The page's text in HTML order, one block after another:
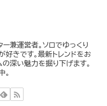
ー兼運営者。ソロでゆっくり
好きです。最新トレンドをお
の深い魅力を掘り下げます。
。